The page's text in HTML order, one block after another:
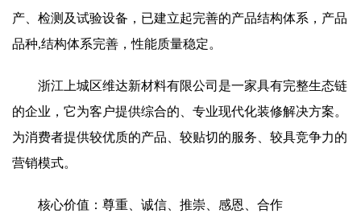
产、检测及试验设备，已建立起完善的产品结构体系，产品
品种,结构体系完善，性能质量稳定。
浙江上城区维达新材料有限公司是一家具有完整生态链
的企业，它为客户提供综合的、专业现代化装修解决方案。
为消费者提供较优质的产品、较贴切的服务、较具竞争力的
营销模式。
核心价值：尊重、诚信、推崇、感恩、合作